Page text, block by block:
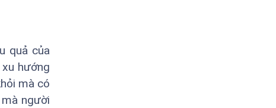
quả của
hướng
mà có
người